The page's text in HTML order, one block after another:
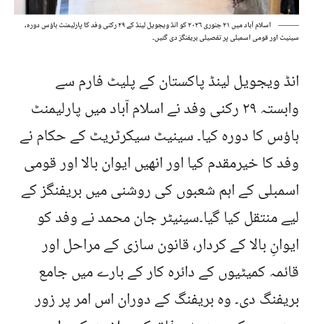
اسلام آباد میں ۲۱ جنوری ۲۰۲۶ کو انڈ ویجویل لینڈ کے ۲۹ رکنی وفد کا پارلیمنٹ ہاؤس دورہ،
سینیٹ اور قومی اسمبلی پر تفصیلی بریفنگز دی گئیں۔
انڈ ویجویل لینڈ پاکستان کے پلیٹ فارم سے
وابستہ ۲۹ رکنی وفد نے اسلام آباد میں پارلیمنٹ
ہاؤس کا دورہ کیا۔ سینیٹ سیکرٹریٹ کے حکام نے
وفد کا خیرمقدم کیا اور انھیں ایوان بالا اور قومی
اسمبلی کے اہم شعبوں کی روشنی میں بریفنگز کے
لیے منتقل کیا گیا۔سینیٹر جان محمد نے وفد کو
ایوانِ بالا کے کردار، قانون سازی کے مراحل اور
قائمہ کمیٹیوں کے دائرہ کار کے بارے میں جامع
بریفنگ دی۔ وہ بریفنگ کے دوران اس امر پر زور